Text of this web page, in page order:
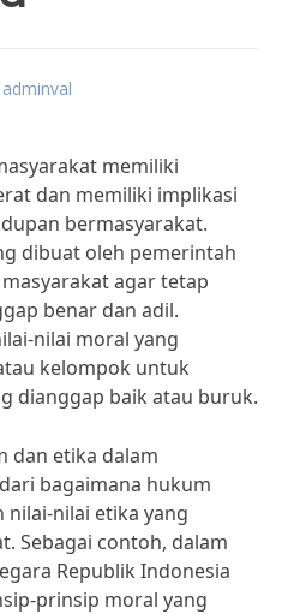
adminval
memiliki
dan memiliki implikasi
bermasyarakat.
dibuat oleh pemerintah
agar tetap
benar dan adil.
nilai moral yang
kelompok untuk
dianggap baik atau buruk.
dan etika dalam
bagaimana hukum
nilai etika yang
Sebagai contoh, dalam
Republik Indonesia
prinsip moral yang